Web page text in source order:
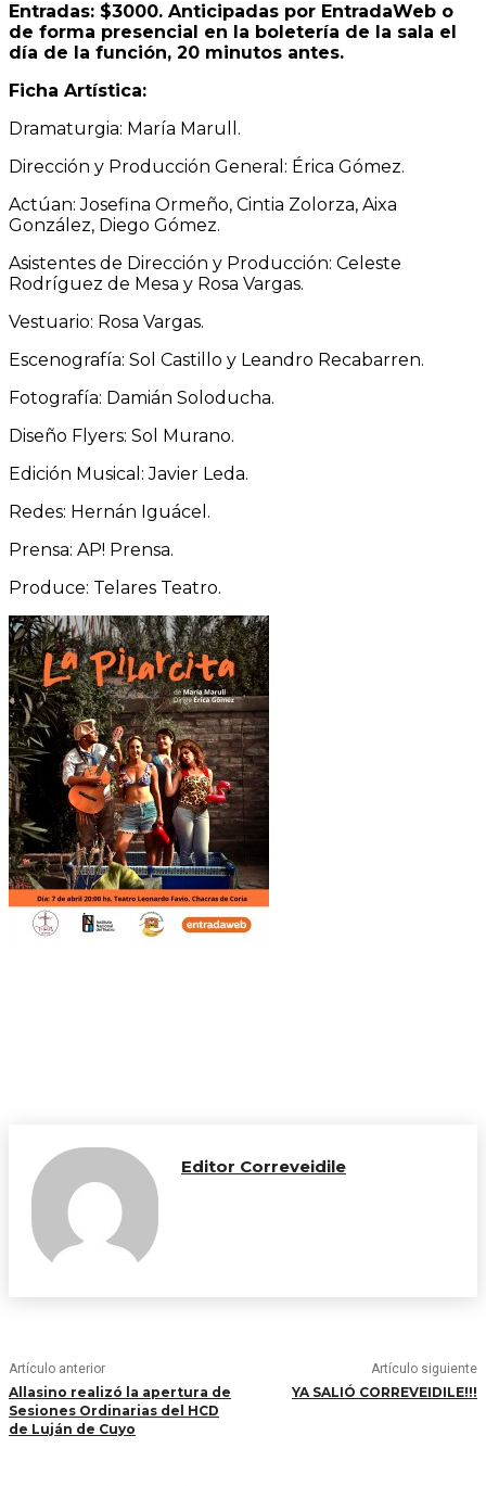
Entradas: $3000. Anticipadas por EntradaWeb o
de forma presencial en la boletería de la sala el
día de la función, 20 minutos antes.
Ficha Artística:
Dramaturgia: María Marull.
Dirección y Producción General: Érica Gómez.
Actúan: Josefina Ormeño, Cintia Zolorza, Aixa
González, Diego Gómez.
Asistentes de Dirección y Producción: Celeste
Rodríguez de Mesa y Rosa Vargas.
Vestuario: Rosa Vargas.
Escenografía: Sol Castillo y Leandro Recabarren.
Fotografía: Damián Soloducha.
Diseño Flyers: Sol Murano.
Edición Musical: Javier Leda.
Redes: Hernán Iguácel.
Prensa: AP! Prensa.
Produce: Telares Teatro.
Editor Correveidile
Artículo anterior
Allasino realizó la apertura de
Sesiones Ordinarias del HCD
de Luján de Cuyo
Artículo siguiente
YA SALIÓ CORREVEIDILE!!!